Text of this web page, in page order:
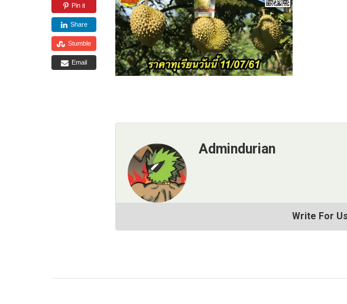
Pin it
Share
Stumble
Email
Admindurian
Write For Us